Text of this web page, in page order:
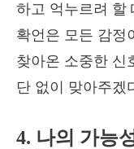
하고 억누르려 할
확언은 모든 감정
찾아온 소중한 신
단 없이 맞아주겠
4. 나의 가능